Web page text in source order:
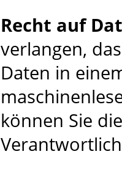
Recht auf
verlangen,
Daten in
können Sie